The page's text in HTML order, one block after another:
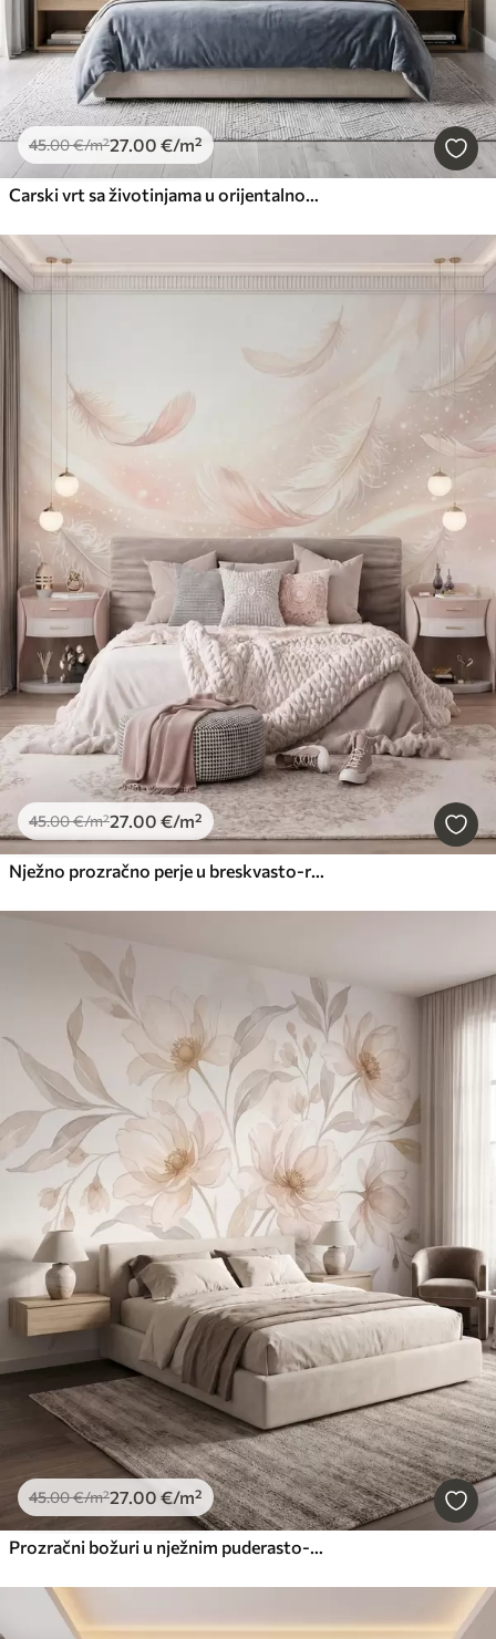
45.00€/m²27.00 €/m²
Carski vrt sa životinjama u orijentalnom stilu - majmunom, leopardom, tigrom, paunom i čapljom
45.00€/m²27.00 €/m²
Nježno prozračno perje u breskvasto-ružičastoj izmaglici sa svjetlucavim efektom
45.00€/m²27.00 €/m²
Prozračni božuri u nježnim puderasto-bež tonovima